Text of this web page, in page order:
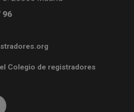
96
Colegio de registradores
a facebook (abre en ventana nueva)